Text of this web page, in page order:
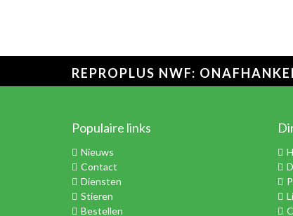
REPROPLUS NWF:
Populaire links
Nieuws
Contact
Diensten
Stieren
Bestellen